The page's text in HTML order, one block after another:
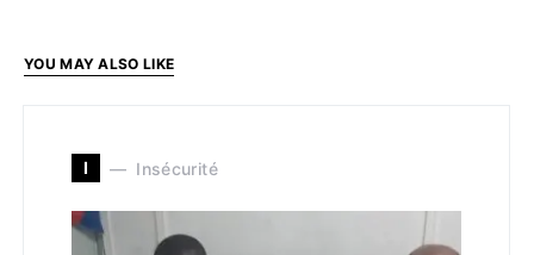
YOU MAY ALSO LIKE
I Insécurité